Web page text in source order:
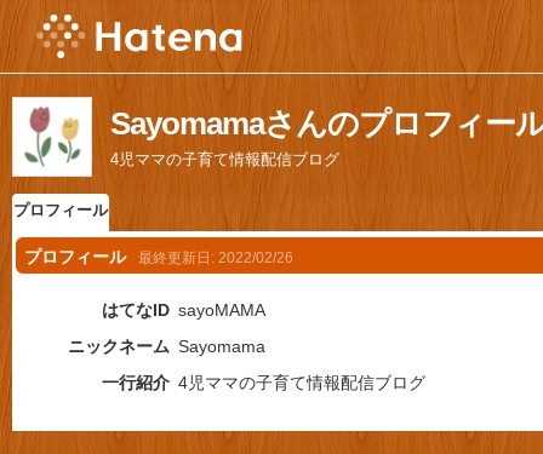
Sayomamaさんのプロフィー
4児ママの子育て情報配信ブログ
プロフィール
プロフィール 最終更新日: 2022/02/26
はてなID sayoMAMA
ニックネーム Sayomama
一行紹介 4児ママの子育て情報配信ブログ